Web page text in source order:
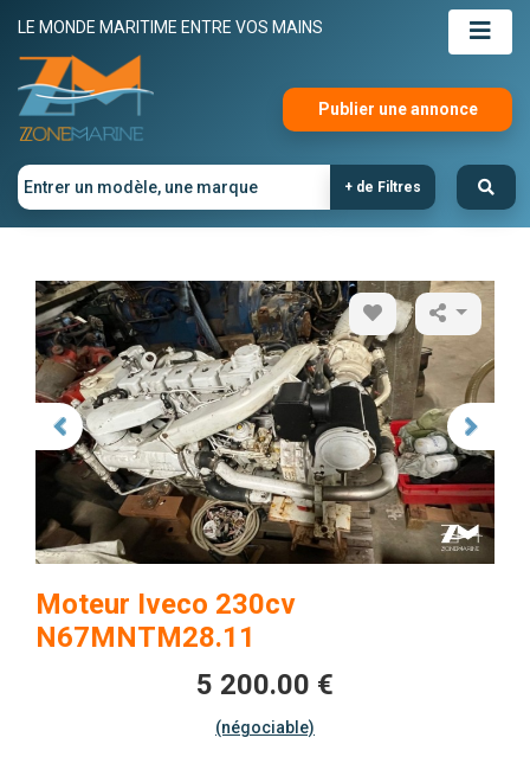
LE MONDE MARITIME ENTRE VOS MAINS
Publier une annonce
+ de Filtres
Moteur Iveco 230cv
N67MNTM28.11
5 200.00 €
(négociable)